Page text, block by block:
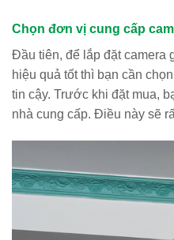
Chọn đơn vị cung cấp
Đầu tiên, để lắp đặt camera
hiệu quả tốt thì bạn cần
tin cậy. Trước khi đặt mua,
nhà cung cấp. Điều này sẽ